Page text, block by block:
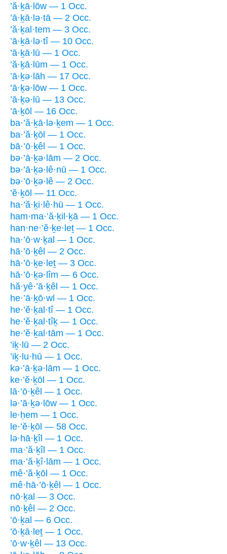
’ă·ḵā·lōw — 1 Occ.
’ā·ḵā·lə·tā — 2 Occ.
’ă·ḵal·tem — 3 Occ.
’ā·ḵā·lə·tî — 10 Occ.
’ā·ḵā·lū — 1 Occ.
’ă·ḵā·lūm — 1 Occ.
’ā·ḵə·lāh — 17 Occ.
’ā·ḵə·lōw — 1 Occ.
’ā·ḵə·lū — 13 Occ.
’ā·ḵōl — 16 Occ.
ba·’ă·ḵā·lə·ḵem — 1 Occ.
ba·’ă·ḵōl — 1 Occ.
bā·’ō·ḵêl — 1 Occ.
bə·’ā·ḵə·lām — 2 Occ.
bə·’ā·ḵə·lê·nū — 1 Occ.
bə·’ō·ḵə·lê — 2 Occ.
’ĕ·ḵōl — 11 Occ.
ha·’ă·ḵi·lê·hū — 1 Occ.
ham·ma·’ă·ḵil·ḵā — 1 Occ.
han·ne·’ĕ·ḵe·leṯ — 1 Occ.
ha·’ō·w·ḵal — 1 Occ.
hā·’ō·ḵêl — 2 Occ.
hā·’ō·ḵe·leṯ — 3 Occ.
hā·’ō·ḵə·lîm — 6 Occ.
hă·yê·’ā·ḵêl — 1 Occ.
he·’ā·ḵō·wl — 1 Occ.
he·’ĕ·ḵal·tî — 1 Occ.
he·’ĕ·ḵal·tîḵ — 1 Occ.
he·’ĕ·ḵal·tām — 1 Occ.
’iḵ·lū — 2 Occ.
’iḵ·lu·hū — 1 Occ.
kə·’ā·ḵə·lām — 1 Occ.
ke·’ĕ·ḵōl — 1 Occ.
lā·’ō·ḵêl — 1 Occ.
lə·’ā·ḵə·lōw — 1 Occ.
le·ḥem — 1 Occ.
le·’ĕ·ḵōl — 58 Occ.
lə·hā·ḵîl — 1 Occ.
ma·’ă·ḵîl — 1 Occ.
ma·’ă·ḵî·lām — 1 Occ.
mê·’ă·ḵōl — 1 Occ.
mê·hā·’ō·ḵêl — 1 Occ.
nō·ḵal — 3 Occ.
nō·ḵêl — 2 Occ.
’ō·ḵal — 6 Occ.
’ō·ḵā·leṯ — 1 Occ.
’ō·w·ḵêl — 13 Occ.